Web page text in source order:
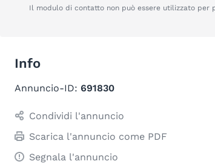
Il modulo di contatto non può essere utilizzato per
Info
Annuncio-ID: 691830
Condividi l'annuncio
Scarica l'annuncio come PDF
Segnala l'annuncio